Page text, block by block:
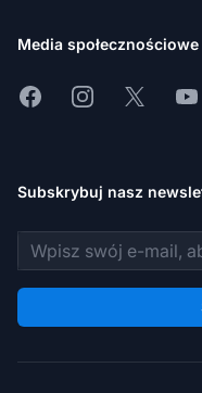
Media społecznościowe
FacebookInstagram
X
Subskrybuj nasz
Adres e-mail